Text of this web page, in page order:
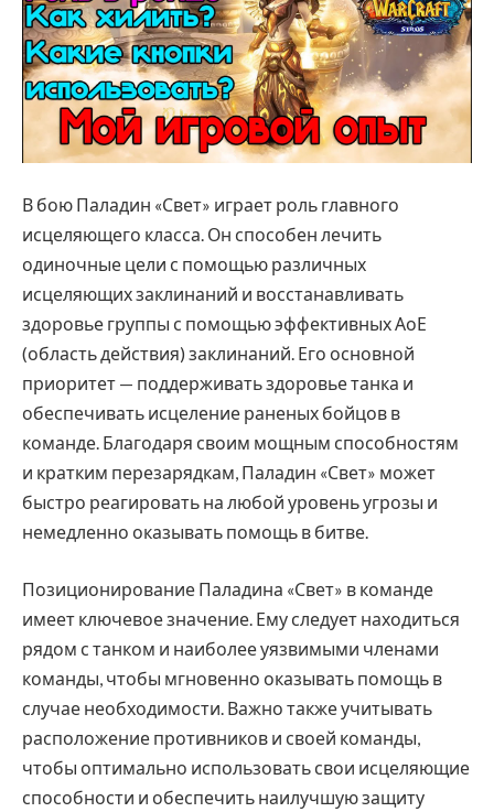
В бою Паладин «Свет» играет роль главного
исцеляющего класса. Он способен лечить
одиночные цели с помощью различных
исцеляющих заклинаний и восстанавливать
здоровье группы с помощью эффективных АоЕ
(область действия) заклинаний. Его основной
приоритет — поддерживать здоровье танка и
обеспечивать исцеление раненых бойцов в
команде. Благодаря своим мощным способностям
и кратким перезарядкам, Паладин «Свет» может
быстро реагировать на любой уровень угрозы и
немедленно оказывать помощь в битве.
Позиционирование Паладина «Свет» в команде
имеет ключевое значение. Ему следует находиться
рядом с танком и наиболее уязвимыми членами
команды, чтобы мгновенно оказывать помощь в
случае необходимости. Важно также учитывать
расположение противников и своей команды,
чтобы оптимально использовать свои исцеляющие
способности и обеспечить наилучшую защиту